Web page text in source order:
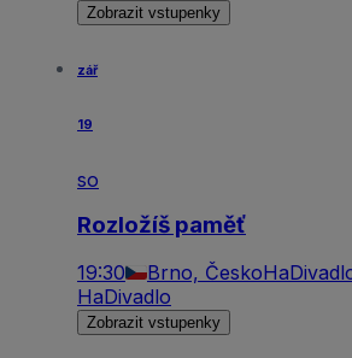
Zobrazit vstupenky
zář
19
so
Rozložíš paměť
19:30 Brno, Česko
HaDivadlo
Zobrazit vstupenky